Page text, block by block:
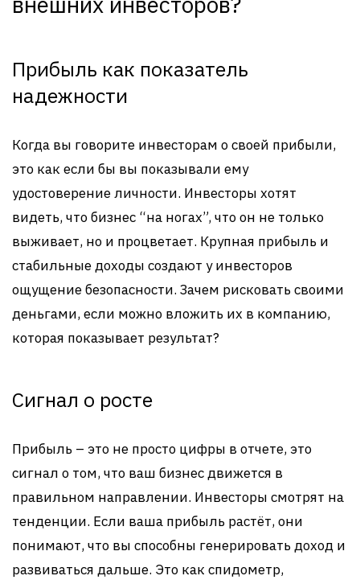
Прибыль как показатель
надежности
Когда вы говорите инвесторам о своей прибыли,
это как если бы вы показывали ему
удостоверение личности. Инвесторы хотят
видеть, что бизнес “на ногах”, что он не только
выживает, но и процветает. Крупная прибыль и
стабильные доходы создают у инвесторов
ощущение безопасности. Зачем рисковать своими
деньгами, если можно вложить их в компанию,
которая показывает результат?
Сигнал о росте
Прибыль – это не просто цифры в отчете, это
сигнал о том, что ваш бизнес движется в
правильном направлении. Инвесторы смотрят на
тенденции. Если ваша прибыль растёт, они
понимают, что вы способны генерировать доход и
развиваться дальше. Это как спидометр,